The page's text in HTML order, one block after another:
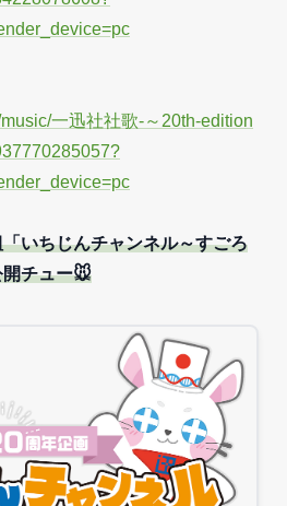
一迅社社歌-～20th-edition
いちじんチャンネル～すごろ
チュー🐭